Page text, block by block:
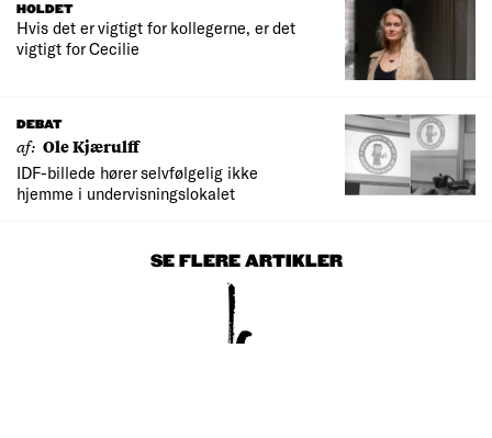
HOLDET
Hvis det er vigtigt for kollegerne, er det
vigtigt for Cecilie
DEBAT
af: Ole Kjærulff
IDF-billede hører selvfølgelig ikke
hjemme i undervisningslokalet
SE FLERE ARTIKLER